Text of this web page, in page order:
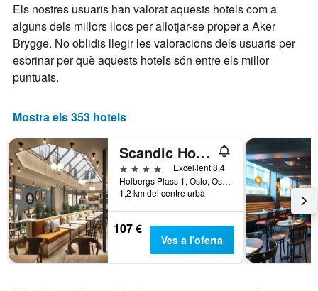
Els nostres usuaris han valorat aquests hotels com a
alguns dels millors llocs per allotjar-se proper a Aker
Brygge. No oblidis llegir les valoracions dels usuaris per
esbrinar per què aquests hotels són entre els millor
puntuats.
Mostra els 353 hotels
Scandic Holberg
4 estrelles
Excel·lent 8,4
Holbergs Plass 1, Oslo, Oslo, Noruega
1,2 km del centre urbà
107 €
Ves a l'oferta